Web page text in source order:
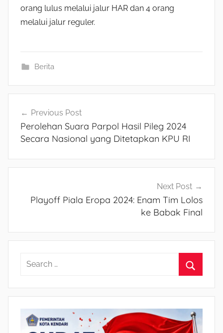
orang lulus melalui jalur HAR dan 4 orang
melalui jalur reguler.
Berita
Navigasi
pos
Previous Post
Perolehan Suara Parpol Hasil Pileg 2024
Secara Nasional yang Ditetapkan KPU RI
Next Post
Playoff Piala Eropa 2024: Enam Tim Lolos
ke Babak Final
a
e
a
r